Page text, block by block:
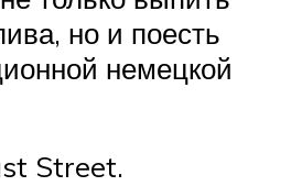
но и поесть
немецкой
Street.